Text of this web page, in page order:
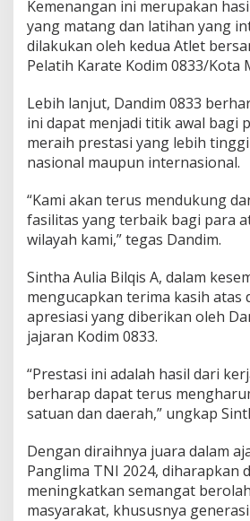
Kemenangan ini merupakan
yang matang dan latihan yang
dilakukan oleh kedua Atlet
Pelatih Karate Kodim 0833/Kota
Lebih lanjut, Dandim 0833
ini dapat menjadi titik awal bagi
meraih prestasi yang lebih
nasional maupun internasional.
“Kami akan terus mendukung
fasilitas yang terbaik bagi para
wilayah kami,” tegas Dandim.
Sintha Aulia Bilqis A, dalam
mengucapkan terima kasih atas
apresiasi yang diberikan oleh
jajaran Kodim 0833.
“Prestasi ini adalah hasil dari
berharap dapat terus
satuan dan daerah,” ungkap
Dengan diraihnya juara dalam
Panglima TNI 2024, diharapkan
meningkatkan semangat
masyarakat, khususnya